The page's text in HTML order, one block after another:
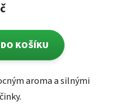
DO KOŠÍKU
aroma a silnými